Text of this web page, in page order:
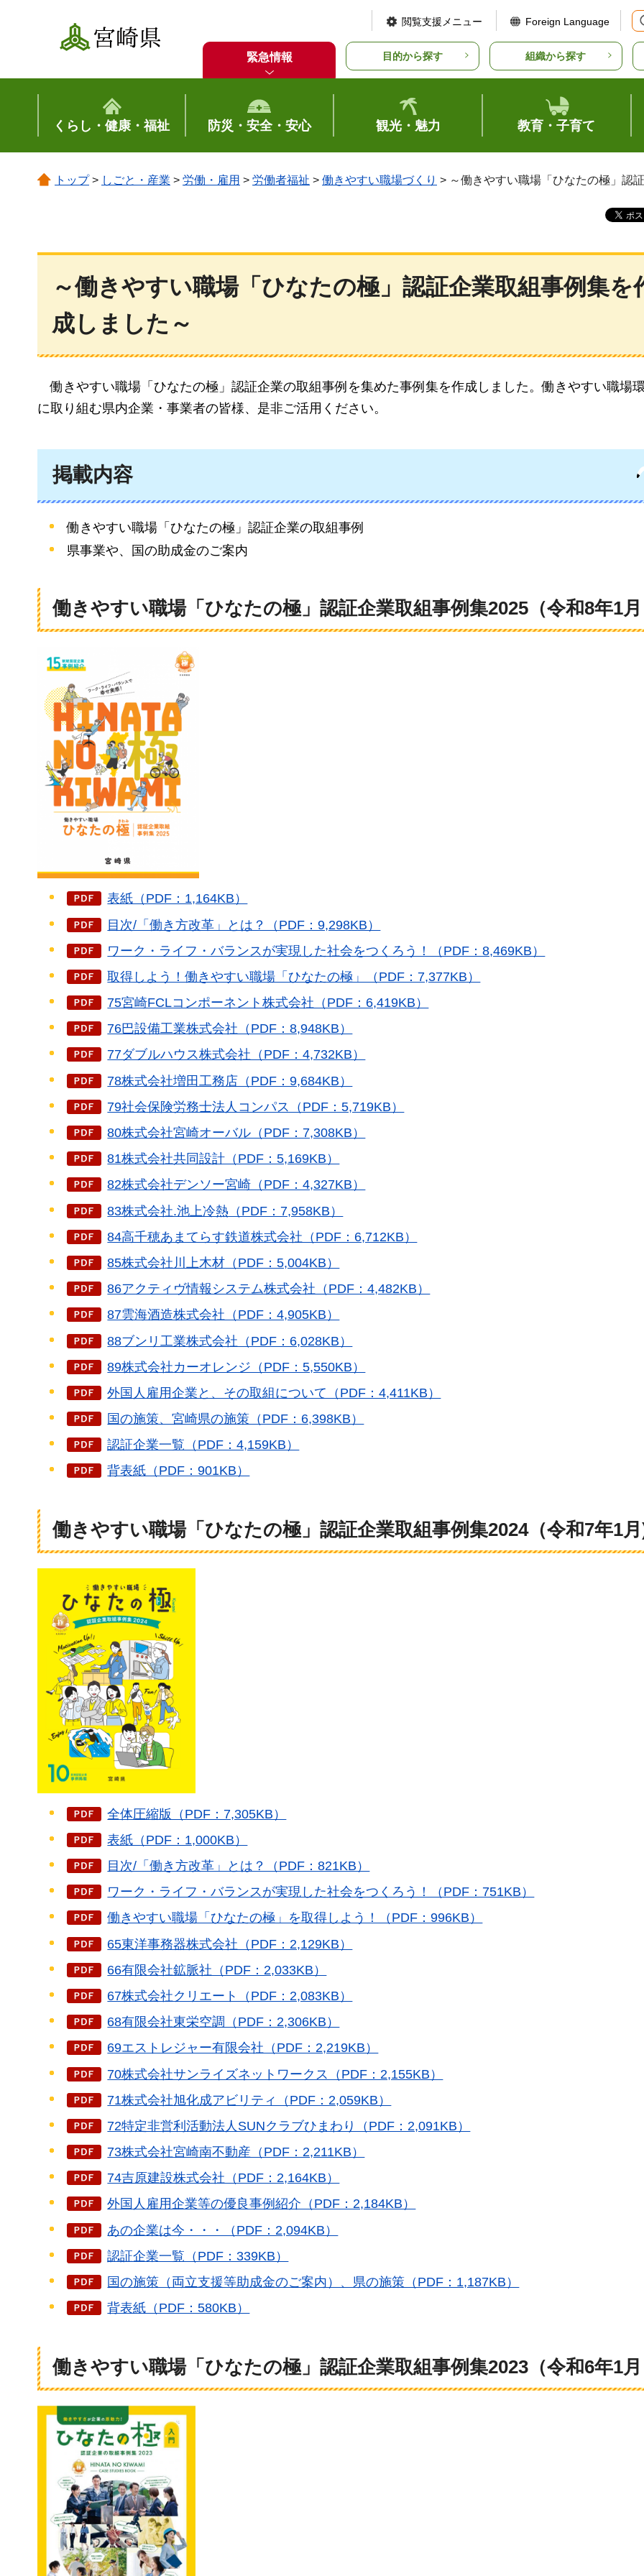
宮崎県
閲覧支援メニュー Foreign Language
緊急情報 目的から探す 組織から探す
くらし・健康・福祉 防災・安全・安心 観光・魅力 教育・子育て
トップ> しごと・産業 > 労働・雇用 > 労働者福祉 > 働きやすい職場づくり > ～働きやすい職場「ひなたの極」認
～働きやすい職場「ひなたの極」認証企業取組事例集を
成しました～
働きやすい職場 「ひなたの極」認証企業の取組事例を集めた事例集を作成しました。働きやすい職場
に取り組む県内企業・事業者の皆様、是非ご活用ください。
掲載内容
働きやすい職場「ひなたの極」認証企業の取組事例
県事業や、国の助成金のご案内
働きやすい職場「ひなたの極」認証企業取組事例集2025（令和8年1
表紙（PDF：1,164KB）
目次/「働き方改革」とは？（PDF：9,298KB）
ワーク・ライフ・バランスが実現した社会をつくろう！（PDF：8,469KB）
取得しよう！働きやすい職場「ひなたの極」（PDF：7,377KB）
75宮崎FCLコンポーネント株式会社（PDF：6,419KB）
76巴設備工業株式会社（PDF：8,948KB）
77ダブルハウス株式会社（PDF：4,732KB）
78株式会社増田工務店（PDF：9,684KB）
79社会保険労務士法人コンパス（PDF：5,719KB）
80株式会社宮崎オーバル（PDF：7,308KB）
81株式会社共同設計（PDF：5,169KB）
82株式会社デンソー宮崎（PDF：4,327KB）
83株式会社.池上冷熱（PDF：7,958KB）
84高千穂あまてらす鉄道株式会社（PDF：6,712KB）
85株式会社川上木材（PDF：5,004KB）
86アクティヴ情報システム株式会社（PDF：4,482KB）
87雲海酒造株式会社（PDF：4,905KB）
88ブンリ工業株式会社（PDF：6,028KB）
89株式会社カーオレンジ（PDF：5,550KB）
外国人雇用企業と、その取組について（PDF：4,411KB）
国の施策、宮崎県の施策（PDF：6,398KB）
認証企業一覧（PDF：4,159KB）
背表紙（PDF：901KB）
働きやすい職場「ひなたの極」認証企業取組事例集2024（令和7年1
全体圧縮版（PDF：7,305KB）
表紙（PDF：1,000KB）
目次/「働き方改革」とは？（PDF：821KB）
ワーク・ライフ・バランスが実現した社会をつくろう！（PDF：751KB）
働きやすい職場「ひなたの極」を取得しよう！（PDF：996KB）
65東洋事務器株式会社（PDF：2,129KB）
66有限会社鉱脈社（PDF：2,033KB）
67株式会社クリエート（PDF：2,083KB）
68有限会社東栄空調（PDF：2,306KB）
69エストレジャー有限会社（PDF：2,219KB）
70株式会社サンライズネットワークス（PDF：2,155KB）
71株式会社旭化成アビリティ（PDF：2,059KB）
72特定非営利活動法人SUNクラブひまわり（PDF：2,091KB）
73株式会社宮崎南不動産（PDF：2,211KB）
74吉原建設株式会社（PDF：2,164KB）
外国人雇用企業等の優良事例紹介（PDF：2,184KB）
あの企業は今・・・（PDF：2,094KB）
認証企業一覧（PDF：339KB）
国の施策（両立支援等助成金のご案内）、県の施策（PDF：1,187KB）
背表紙（PDF：580KB）
働きやすい職場「ひなたの極」認証企業取組事例集2023（令和6年1